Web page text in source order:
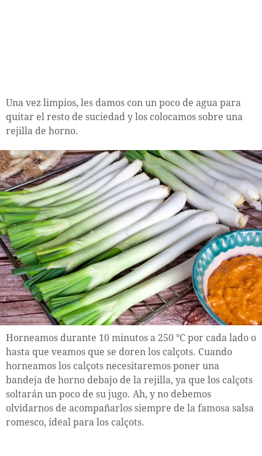
Una vez limpios, les damos con un poco de agua para
quitar el resto de suciedad y los colocamos sobre una
rejilla de horno.
Horneamos durante 10 minutos a 250 °C por cada lado o
hasta que veamos que se doren los calçots. Cuando
horneamos los calçots necesitaremos poner una
bandeja de horno debajo de la rejilla, ya que los calçots
soltarán un poco de su jugo. Ah, y no debemos
olvidarnos de acompañarlos siempre de la famosa salsa
romesco, ideal para los calçots.